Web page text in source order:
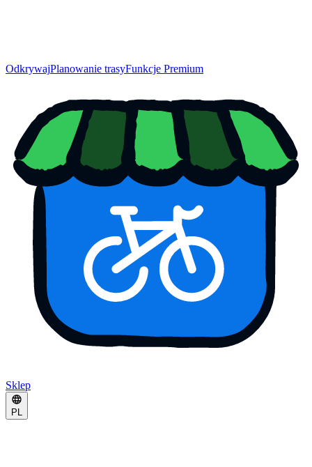
OdkrywajPlanowanie trasyFunkcje Premium
Sklep
PL